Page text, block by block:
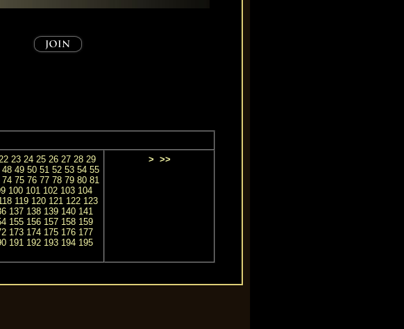
23 24 25 26 27 28 29
48 49 50 51 52 53 54 55
74 75 76 77 78 79 80 81
100 101 102 103 104
119 120 121 122 123
137 138 139 140 141
155 156 157 158 159
173 174 175 176 177
191 192 193 194 195
> >>